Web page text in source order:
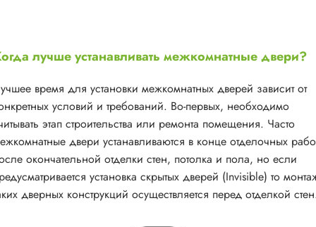
лучше устанавливать межкомнатные двери?
время для установки межкомнатных дверей зависит от
условий и требований. Во-первых, необходимо
этап строительства или ремонта помещения. Часто
двери устанавливаются в конце отделочных
окончательной отделки стен, потолка и пола, но если
установка скрытых дверей (Invisible) то
дверных конструкций осуществляется перед отделкой